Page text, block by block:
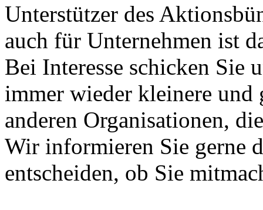
Unterstützer des
auch für Unternehmen ist
Bei Interesse schicken Sie
immer wieder kleinere
anderen Organisationen,
Wir informieren Sie gerne
entscheiden, ob Sie